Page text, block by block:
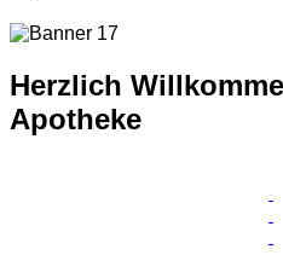
Herzlich
Apotheke